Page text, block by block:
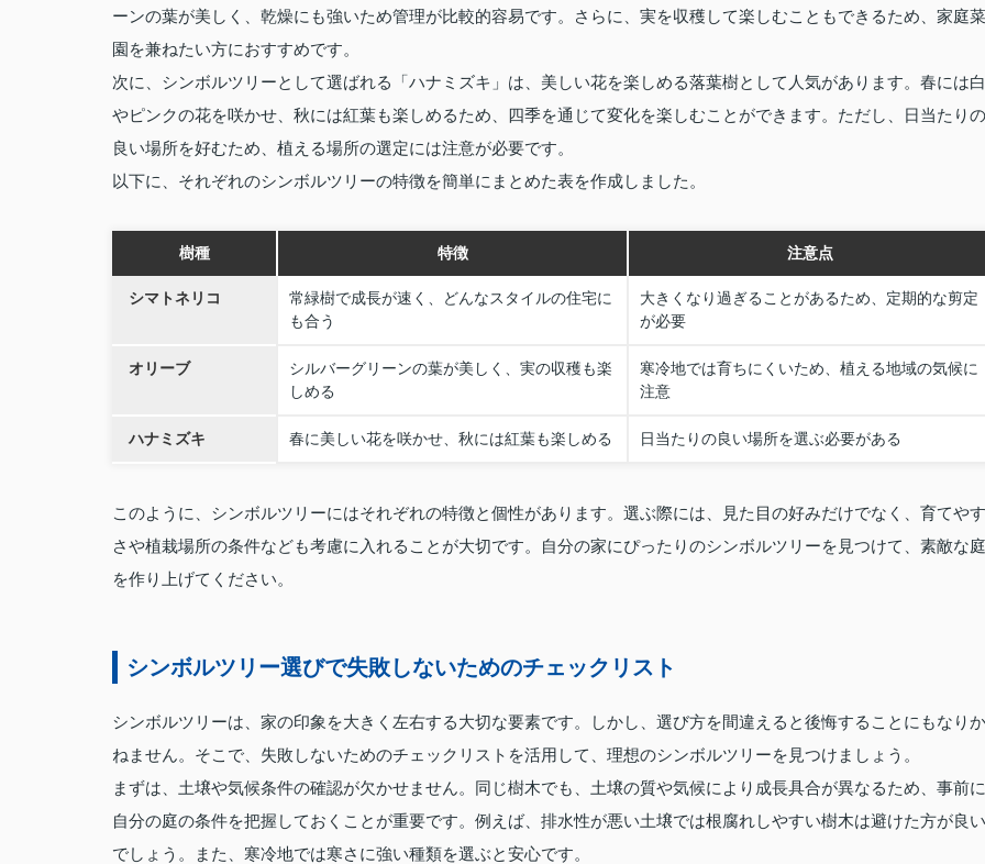
ーンの葉が美しく、乾燥にも強いため管理が比較的容易です。さらに、実を収穫して楽しむこともできるため、家庭菜
園を兼ねたい方におすすめです。
次に、シンボルツリーとして選ばれる「ハナミズキ」は、美しい花を楽しめる落葉樹として人気があります。春には白
やピンクの花を咲かせ、秋には紅葉も楽しめるため、四季を通じて変化を楽しむことができます。ただし、日当たりの
良い場所を好むため、植える場所の選定には注意が必要です。
以下に、それぞれのシンボルツリーの特徴を簡単にまとめた表を作成しました。
樹種 特徴 注意点
シマトネリコ
常緑樹で成長が速く、どんなスタイルの住宅に
も合う
大きくなり過ぎることがあるため、定期的な剪定
が必要
オリーブ
シルバーグリーンの葉が美しく、実の収穫も楽
しめる
寒冷地では育ちにくいため、植える地域の気候に
注意
ハナミズキ 春に美しい花を咲かせ、秋には紅葉も楽しめる 日当たりの良い場所を選ぶ必要がある
このように、シンボルツリーにはそれぞれの特徴と個性があります。選ぶ際には、見た目の好みだけでなく、育てやす
さや植栽場所の条件なども考慮に入れることが大切です。自分の家にぴったりのシンボルツリーを見つけて、素敵な庭
を作り上げてください。
シンボルツリー選びで失敗しないためのチェックリスト
シンボルツリーは、家の印象を大きく左右する大切な要素です。しかし、選び方を間違えると後悔することにもなりか
ねません。そこで、失敗しないためのチェックリストを活用して、理想のシンボルツリーを見つけましょう。
まずは、土壌や気候条件の確認が欠かせません。同じ樹木でも、土壌の質や気候により成長具合が異なるため、事前に
自分の庭の条件を把握しておくことが重要です。例えば、排水性が悪い土壌では根腐れしやすい樹木は避けた方が良い
でしょう。また、寒冷地では寒さに強い種類を選ぶと安心です。